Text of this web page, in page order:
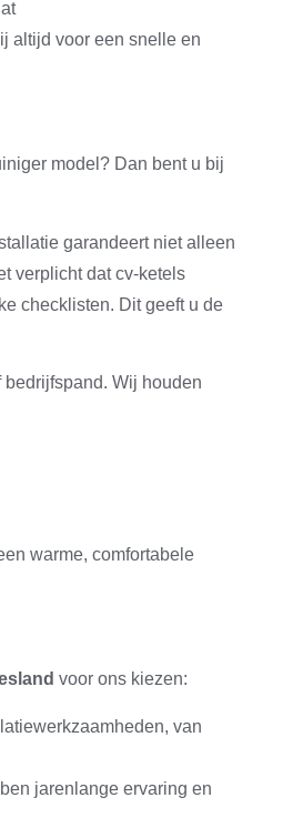
altijd voor een snelle en
model? Dan bent u bij
garandeert niet alleen
verplicht dat cv-ketels
checklisten. Dit geeft u de
Wij houden
warme, comfortabele
voor ons kiezen:
van
jarenlange ervaring en